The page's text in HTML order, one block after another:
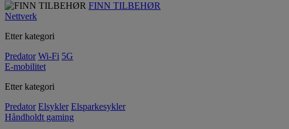
FINN TILBEHØR
Nettverk
Etter kategori
Predator Wi-Fi 5G
E-mobilitet
Etter kategori
Predator Elsykler Elsparkesykler
Håndholdt gaming